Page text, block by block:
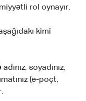
rol oynayır.
kimi
soyadınız,
(e-poçt,